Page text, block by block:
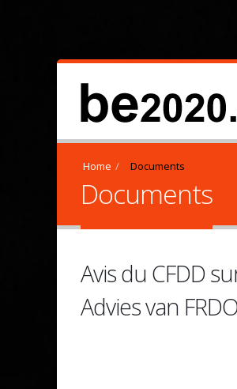
Home Documents
Documents
Avis du CFDD
Advies van